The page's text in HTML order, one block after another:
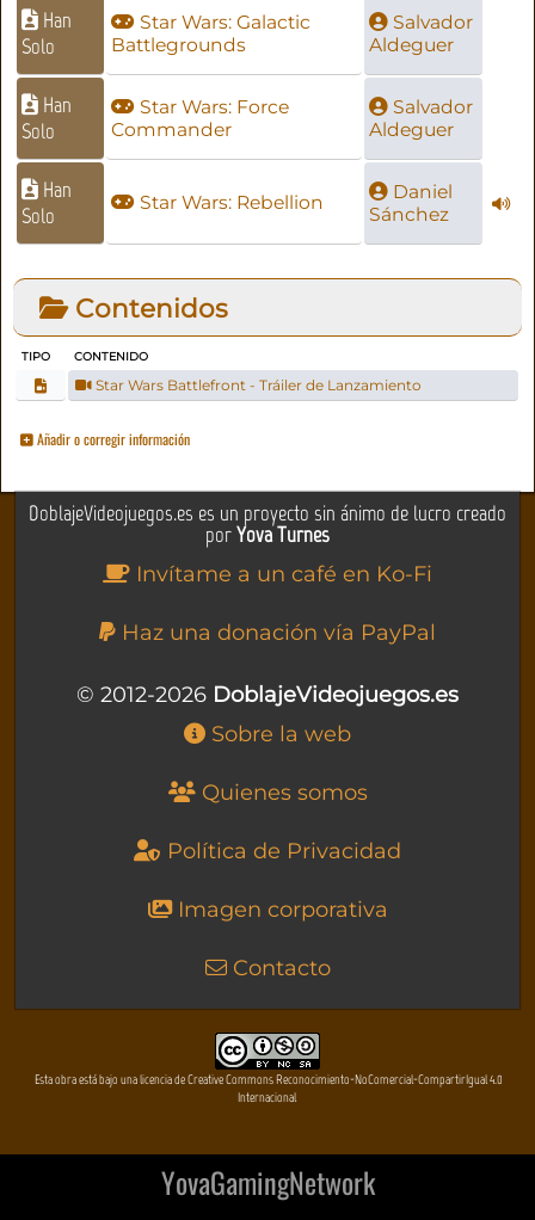
Han
Solo
Star Wars: Galactic
Battlegrounds
Salvador
Aldeguer
Han
Solo
Star Wars: Force
Commander
Salvador
Aldeguer
Han
Solo
Star Wars: Rebellion
Daniel
Sánchez
Contenidos
TIPO CONTENIDO
Star Wars Battlefront - Tráiler de Lanzamiento
Añadir o corregir información
DoblajeVideojuegos.es es un proyecto sin ánimo de lucro creado
porYova Turnes
Invítame a un café en Ko-Fi
Haz una donación vía PayPal
© 2012-2026 DoblajeVideojuegos.es
Sobre la web
Quienes somos
Política de Privacidad
Imagen corporativa
Contacto
Esta obra está bajo una licencia de Creative Commons Reconocimiento-NoComercial-CompartirIgual 4.0
Internacional
YovaGamingNetwork